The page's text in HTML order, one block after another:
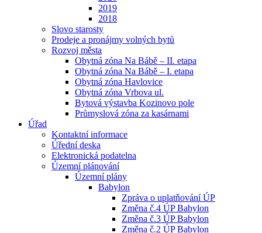
2019
2018
Slovo starosty
Prodeje a pronájmy volných bytů
Rozvoj města
Obytná zóna Na Bábě – II. etapa
Obytná zóna Na Bábě – I. etapa
Obytná zóna Havlovice
Obytná zóna Vrbova ul.
Bytová výstavba Kozinovo pole
Průmyslová zóna za kasárnami
Úřad
Kontaktní informace
Úřední deska
Elektronická podatelna
Územní plánování
Územní plány
Babylon
Zpráva o uplatňování ÚP
Změna č.4 ÚP Babylon
Změna č.3 ÚP Babylon
Změna č.2 ÚP Babylon